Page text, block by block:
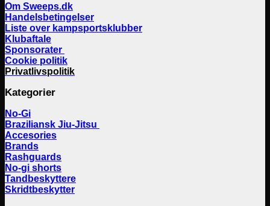
Om Sweeps.dk
Handelsbetingelser
Liste over kampsportsklubber
Klubaftale
Sponsorater
Cookie politik
Privatlivspolitik
Kategorier
No-Gi
Braziliansk Jiu-Jitsu
Accesories
Brands
Rashguards
No-gi shorts
Tandbeskyttere
Skridtbeskytter